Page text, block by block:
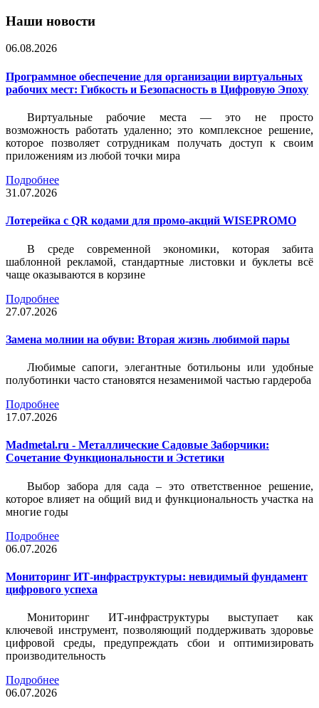
Наши новости
06.08.2026
Программное обеспечение для организации виртуальных
рабочих мест: Гибкость и Безопасность в Цифровую Эпоху
Виртуальные рабочие места — это не просто
возможность работать удаленно; это комплексное решение,
которое позволяет сотрудникам получать доступ к своим
приложениям из любой точки мира
Подробнее
31.07.2026
Лотерейка c QR кодами для промо-акций WISEPROMO
В среде современной экономики, которая забита
шаблонной рекламой, стандартные листовки и буклеты всё
чаще оказываются в корзине
Подробнее
27.07.2026
Замена молнии на обуви: Вторая жизнь любимой пары
Любимые сапоги, элегантные ботильоны или удобные
полуботинки часто становятся незаменимой частью гардероба
Подробнее
17.07.2026
Madmetal.ru - Металлические Садовые Заборчики:
Сочетание Функциональности и Эстетики
Выбор забора для сада – это ответственное решение,
которое влияет на общий вид и функциональность участка на
многие годы
Подробнее
06.07.2026
Мониторинг ИТ-инфраструктуры: невидимый фундамент
цифрового успеха
Мониторинг ИТ-инфраструктуры выступает как
ключевой инструмент, позволяющий поддерживать здоровье
цифровой среды, предупреждать сбои и оптимизировать
производительность
Подробнее
06.07.2026